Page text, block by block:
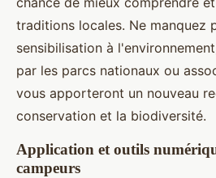
traditions locales. Ne manquez
sensibilisation à
par les parcs nationaux ou
vous apporteront un nouveau
conservation et la biodiversité.
Application et outils
campeurs